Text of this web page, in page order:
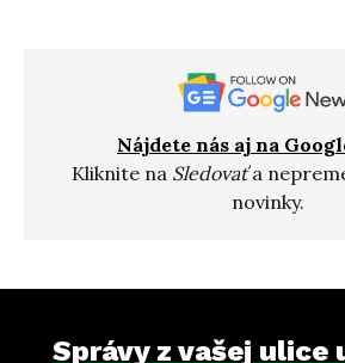
Nájdete nás aj na
Kliknite na Sledovaťa
novinky.
Správy z vašej ulice